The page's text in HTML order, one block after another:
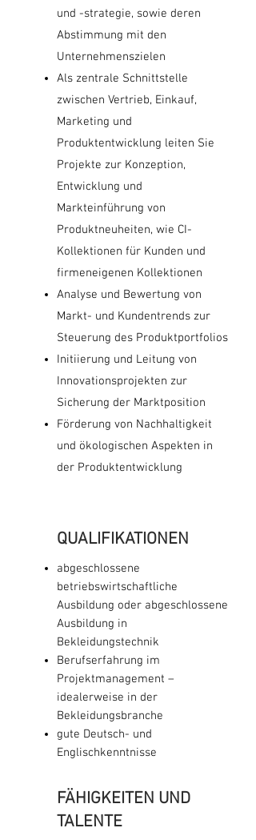
und -strategie, sowie deren
Abstimmung mit den
Unternehmenszielen
Als zentrale Schnittstelle
zwischen Vertrieb, Einkauf,
Marketing und
Produktentwicklung leiten Sie
Projekte zur Konzeption,
Entwicklung und
Markteinführung von
Produktneuheiten, wie CI-
Kollektionen für Kunden und
firmeneigenen Kollektionen
Analyse und Bewertung von
Markt- und Kundentrends zur
Steuerung des Produktportfolios
Initiierung und Leitung von
Innovationsprojekten zur
Sicherung der Marktposition
Förderung von Nachhaltigkeit
und ökologischen Aspekten in
der Produktentwicklung
QUALIFIKATIONEN
abgeschlossene
betriebswirtschaftliche
Ausbildung oder abgeschlossene
Ausbildung in
Bekleidungstechnik
Berufserfahrung im
Projektmanagement –
idealerweise in der
Bekleidungsbranche
gute Deutsch- und
Englischkenntnisse
FÄHIGKEITEN UND
TALENTE